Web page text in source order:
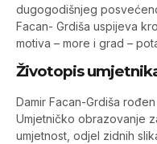
dugogodišnjeg
Facan- Grdiša uspijeva
motiva – more i grad –
Životopis
Damir Facan-Grdiša
Umjetničko obrazovanje
umjetnost, odjel zidnih